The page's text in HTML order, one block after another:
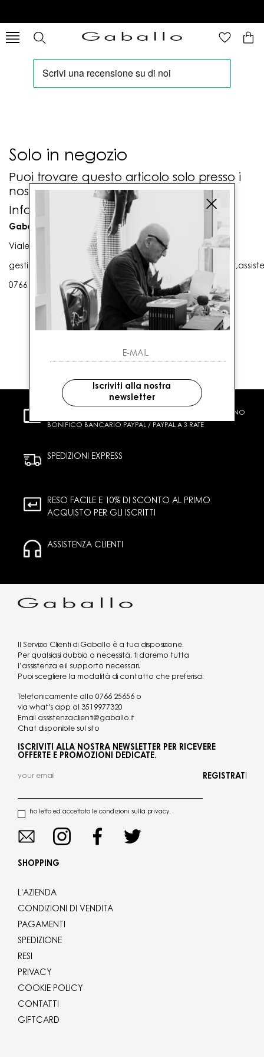
Solo in negozio
Puoi trovare questo articolo solo presso i
nostri punti vendita:
Info contatti
Gaballo Mario srl
Viale G. Matteotti n. 23 00053 Civitavecchia (RM)
0766 25656
CARTA DI CREDITO CONTRASSEGNO
BONIFICO BANCARIO PAYPAL / PAYPAL A 3 RATE
SPEDIZIONI EXPRESS
RESO FACILE E 10% DI SCONTO AL PRIMO
ACQUISTO PER GLI ISCRITTI
ASSISTENZA CLIENTI
Il Servizio Clienti di Gaballo è a tua disposizione.
Per qualsiasi dubbio o necessità, ti daremo tutta
l’assistenza e il supporto necessari.
Puoi scegliere la modalità di contatto che preferisci:
Telefonicamente allo 0766 25656 o
via what's app al 3519977320
Email assistenzaclienti@gaballo.it
Chat disponibile sul sito
ISCRIVITI ALLA NOSTRA NEWSLETTER PER RICEVERE
OFFERTE E PROMOZIONI DEDICATE.
ho letto ed accettato le condizioni sulla privacy.
REGISTRATI
SHOPPING
L'AZIENDA
CONDIZIONI DI VENDITA
PAGAMENTI
SPEDIZIONE
RESI
PRIVACY
COOKIE POLICY
CONTATTI
GIFTCARD
Iscriviti alla nostra
newsletter